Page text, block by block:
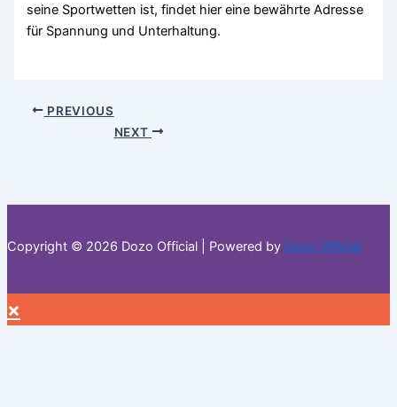
seine Sportwetten ist, findet hier eine bewährte Adresse
für Spannung und Unterhaltung.
PREVIOUS
NEXT
Copyright © 2026 Dozo Official | Powered by Dozo Official
×